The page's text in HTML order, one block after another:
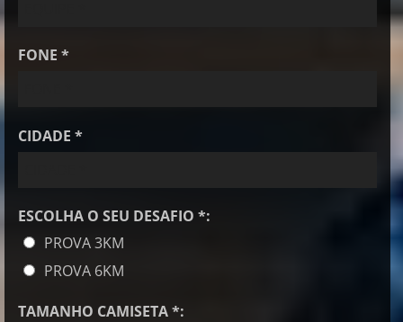
FONE *
CIDADE *
ESCOLHA O SEU DESAFIO *:
PROVA 3KM
PROVA 6KM
TAMANHO CAMISETA *: